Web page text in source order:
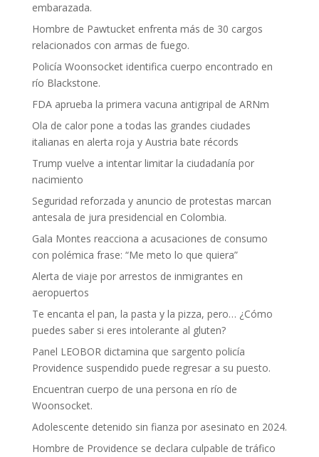
embarazada.
Hombre de Pawtucket enfrenta más de 30 cargos
relacionados con armas de fuego.
Policía Woonsocket identifica cuerpo encontrado en
río Blackstone.
FDA aprueba la primera vacuna antigripal de ARNm
Ola de calor pone a todas las grandes ciudades
italianas en alerta roja y Austria bate récords
Trump vuelve a intentar limitar la ciudadanía por
nacimiento
Seguridad reforzada y anuncio de protestas marcan
antesala de jura presidencial en Colombia.
Gala Montes reacciona a acusaciones de consumo
con polémica frase: “Me meto lo que quiera”
Alerta de viaje por arrestos de inmigrantes en
aeropuertos
Te encanta el pan, la pasta y la pizza, pero… ¿Cómo
puedes saber si eres intolerante al gluten?
Panel LEOBOR dictamina que sargento policía
Providence suspendido puede regresar a su puesto.
Encuentran cuerpo de una persona en río de
Woonsocket.
Adolescente detenido sin fianza por asesinato en 2024.
Hombre de Providence se declara culpable de tráfico